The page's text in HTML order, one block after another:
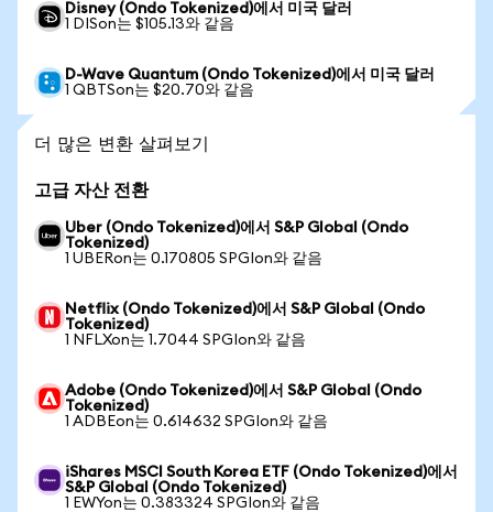
Disney (Ondo Tokenized)에서 미국 달러
1 DISon는 $105.13와 같음
D-Wave Quantum (Ondo Tokenized)에서 미국 달러
1 QBTSon는 $20.70와 같음
더 많은 변환 살펴보기
고급 자산 전환
Uber (Ondo Tokenized)에서 S&P Global (Ondo
Tokenized)
1 UBERon는 0.170805 SPGIon와 같음
Netflix (Ondo Tokenized)에서 S&P Global (Ondo
Tokenized)
1 NFLXon는 1.7044 SPGIon와 같음
Adobe (Ondo Tokenized)에서 S&P Global (Ondo
Tokenized)
1 ADBEon는 0.614632 SPGIon와 같음
iShares MSCI South Korea ETF (Ondo Tokenized)에서
S&P Global (Ondo Tokenized)
1 EWYon는 0.383324 SPGIon와 같음